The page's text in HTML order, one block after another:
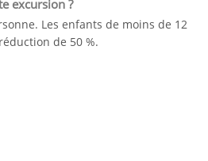
excursion ?
Les enfants de moins de 12
de 50 %.